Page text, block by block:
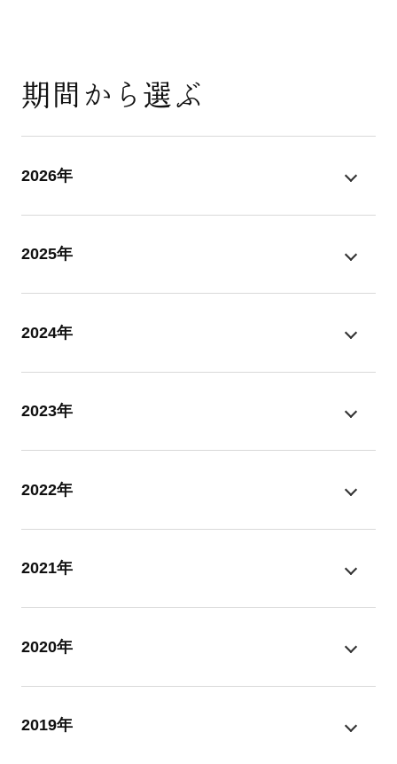
期間から選ぶ
2026年
2025年
2024年
2023年
2022年
2021年
2020年
2019年